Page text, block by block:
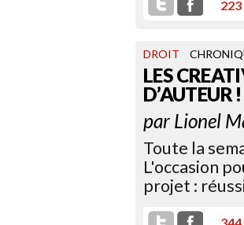
223
DROIT
LES
D’AUTEUR !
par Lionel
Toute la
L'occasion
projet :